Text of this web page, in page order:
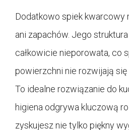
Dodatkowo spiek kwarcowy
ani zapachów. Jego
całkowicie nieporowata, co
powierzchni nie rozwijają się
To idealne rozwiązanie do
higiena odgrywa kluczową
zyskujesz nie tylko piękny